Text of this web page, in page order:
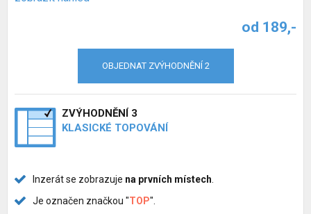
od 189,-
OBJEDNAT ZVÝHODNĚNÍ 2
ZVÝHODNĚNÍ 3
KLASICKÉ TOPOVÁNÍ
Inzerát se zobrazuje na prvních místech
Je označen značkou "TOP".